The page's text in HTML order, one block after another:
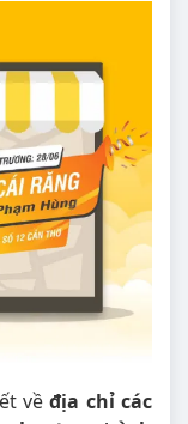
vềđịa chỉ các